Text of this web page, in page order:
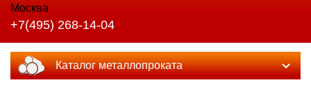
Москва
+7(495) 268-14-04
Каталог металлопроката